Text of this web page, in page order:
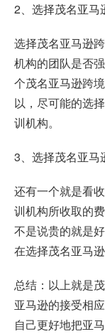
2、选择茂名亚马
选择茂名亚马逊
机构的团队是否
个茂名亚马逊跨
以，尽可能的选
训机构。
3、选择茂名亚马
还有一个就是看
训机构所收取的
不是说贵的就是
在选择茂名亚马
总结：以上就是
亚马逊的接受相
自己更好地把亚